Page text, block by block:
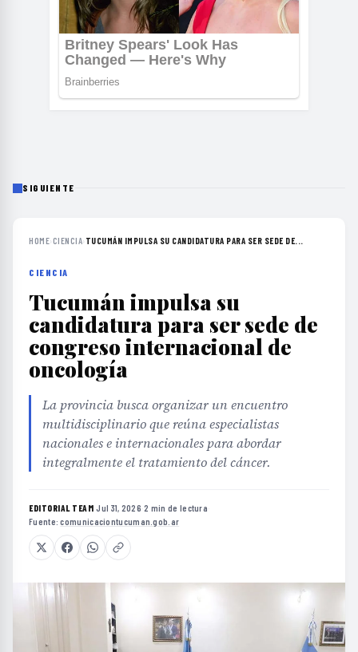
SIGUIENTE
HOME›CIENCIA› TUCUMÁN IMPULSA SU CANDIDATURA PARA SER SEDE DE...
CIENCIA
Tucumán impulsa su
candidatura para ser sede de
congreso internacional de
oncología
La provincia busca organizar un encuentro
multidisciplinario que reúna especialistas
nacionales e internacionales para abordar
integralmente el tratamiento del cáncer.
EDITORIAL TEAM·Jul 31, 2026·2 min de lectura·
Fuente:comunicaciontucuman.gob.ar